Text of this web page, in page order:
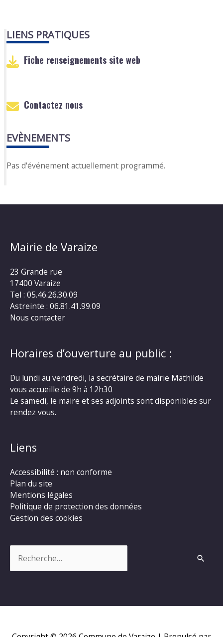
LIENS PRATIQUES
Fiche renseignements site web
Contactez nous
EVÈNEMENTS
Pas d'événement actuellement programmé.
Mairie de Varaize
23 Grande rue
17400 Varaize
Tel : 05.46.26.30.09
Astreinte : 06.81.41.99.09
Nous contacter
Horaires d’ouverture au public :
Du lundi au vendredi, la secrétaire de mairie Mathilde
vous accueille de 9h à 12h30
Le samedi, le maire et ses adjoints sont disponibles sur
rendez vous.
Liens
Accessibilité : non conforme
Plan du site
Mentions légales
Politique de protection des données
Gestion des cookies